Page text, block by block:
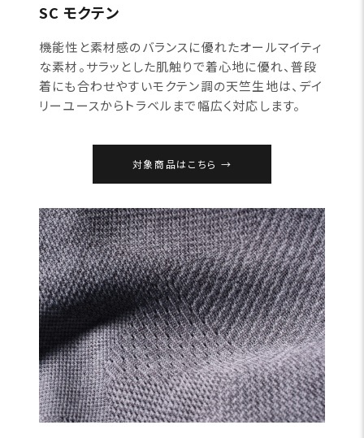
SC モクテン
機能性と素材感のバランスに優れたオールマイティ
な素材。サラッとした肌触りで着心地に優れ、普段
着にも合わせやすいモクテン調の天竺生地は、デイ
リーユースからトラベルまで幅広く対応します。
対象商品はこちら